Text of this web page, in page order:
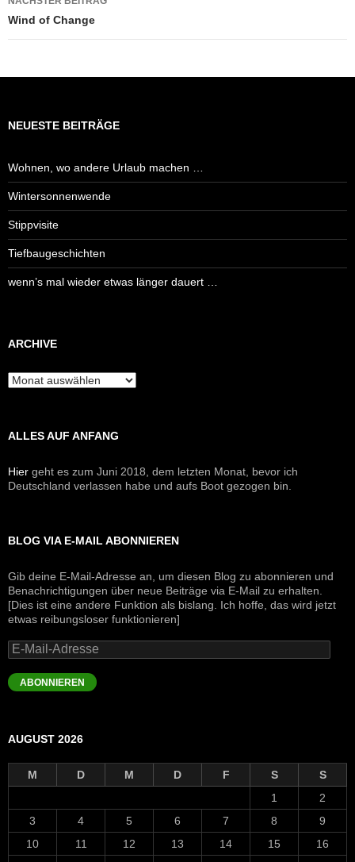
Wind of Change
NEUESTE BEITRÄGE
Wohnen, wo andere Urlaub machen …
Wintersonnenwende
Stippvisite
Tiefbaugeschichten
wenn’s mal wieder etwas länger dauert …
ARCHIVE
Archive
ALLES AUF ANFANG
Hier geht es zum Juni 2018, dem letzten Monat, bevor ich
Deutschland verlassen habe und aufs Boot gezogen bin.
BLOG VIA E-MAIL ABONNIEREN
Gib deine E-Mail-Adresse an, um diesen Blog zu abonnieren und
Benachrichtigungen über neue Beiträge via E-Mail zu erhalten.
[Dies ist eine andere Funktion als bislang. Ich hoffe, das wird jetzt
etwas reibungsloser funktionieren]
E-
Mail-
Adresse
ABONNIEREN
AUGUST 2026
M D M D F S
S
1
2
3
4 5 6 7 8
9
10
11 12 13 14 15
16